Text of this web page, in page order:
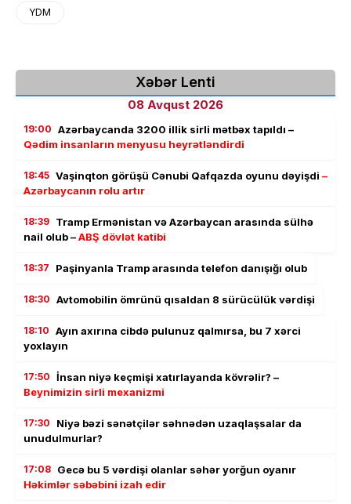
YDM
Xəbər Lenti
08 Avqust 2026
19:00 Azərbaycanda 3200 illik sirli mətbəx tapıldı –
Qədim insanların menyusu heyrətləndirdi
18:45 Vaşinqton görüşü Cənubi Qafqazda oyunu dəyişdi –
Azərbaycanın rolu artır
18:39 Tramp Ermənistan və Azərbaycan arasında sülhə
nail olub –ABŞ dövlət katibi
18:37 Paşinyanla Tramp arasında telefon danışığı olub
18:30 Avtomobilin ömrünü qısaldan 8 sürücülük vərdişi
18:10 Ayın axırına cibdə pulunuz qalmırsa, bu 7 xərci
yoxlayın
17:50 İnsan niyə keçmişi xatırlayanda kövrəlir? –
Beynimizin sirli mexanizmi
17:30
Niyə bəzi sənətçilər səhnədən uzaqlaşsalar da
unudulmurlar?
17:08 Gecə bu 5 vərdişi olanlar səhər yorğun oyanır
Həkimlər səbəbini izah edir